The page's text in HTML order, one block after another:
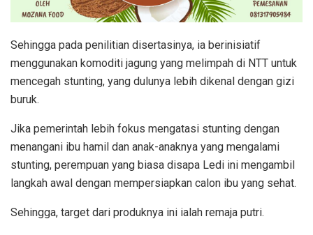
Sehingga pada penilitian disertasinya, ia berinisiatif
menggunakan komoditi jagung yang melimpah di NTT untuk
mencegah stunting, yang dulunya lebih dikenal dengan gizi
buruk.
Jika pemerintah lebih fokus mengatasi stunting dengan
menangani ibu hamil dan anak-anaknya yang mengalami
stunting, perempuan yang biasa disapa Ledi ini mengambil
langkah awal dengan mempersiapkan calon ibu yang sehat.
Sehingga, target dari produknya ini ialah remaja putri.